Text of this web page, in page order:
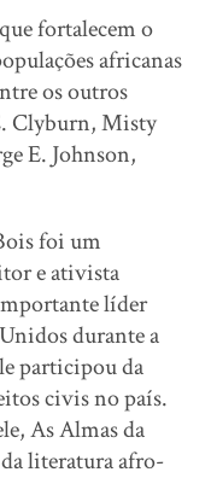
fortalecem o
africanas
os outros
Clyburn, Misty
E. Johnson,
foi um
e ativista
líder
durante a
participou da
civis no país.
As Almas da
literatura afro-